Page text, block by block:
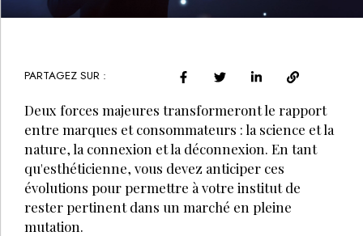
PARTAGEZ SUR :
Deux forces majeures transformeront le rapport
entre marques et consommateurs : la science et la
nature, la connexion et la déconnexion. En tant
qu'esthéticienne, vous devez anticiper ces
évolutions pour permettre à votre institut de
rester pertinent dans un marché en pleine
mutation.